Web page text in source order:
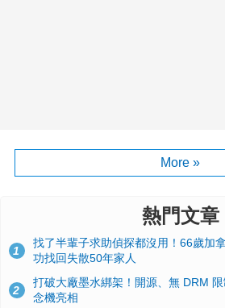
More »
熱門文章
1
找了半輩子求助偵探都沒用！66歲加
功找回失散50年家人
2
打破大廠墨水綁架！開源、無 DRM
念機亮相